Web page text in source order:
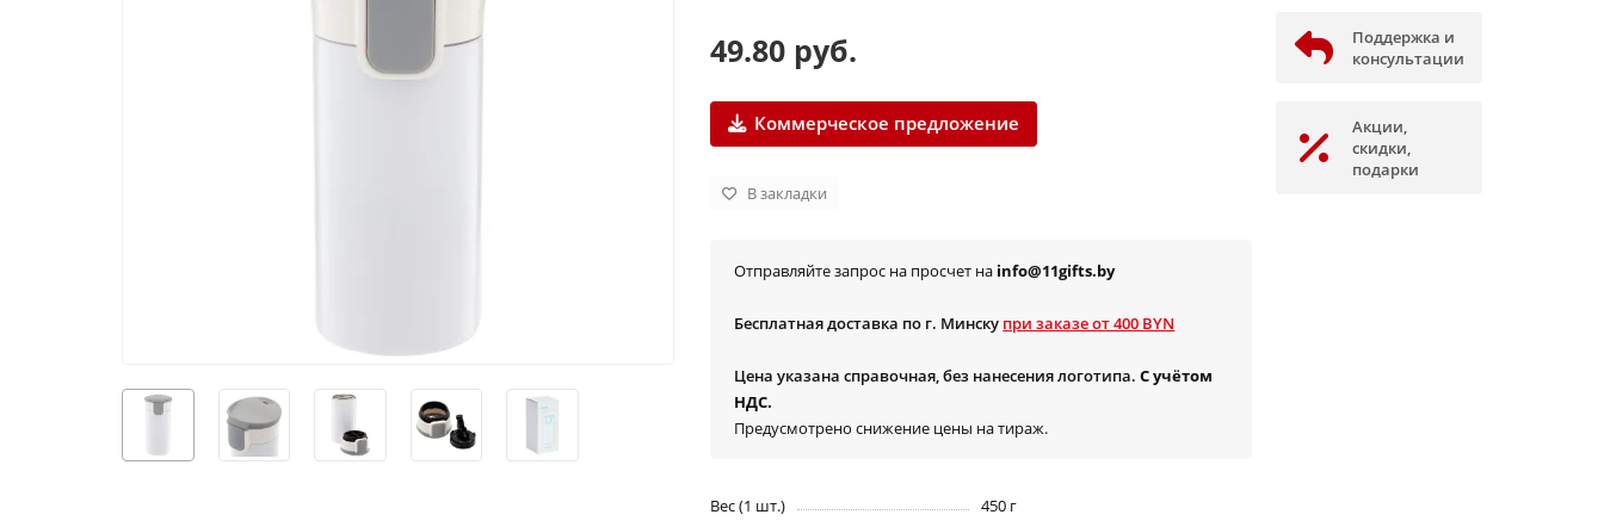
49.80 руб.
Коммерческое предложение
В закладки
Отправляйте запрос на просчет на info@11gifts.by
Бесплатная доставка по г. Минску при заказе от 400 BYN
Цена указана справочная, без нанесения логотипа. С учётом
НДС.
Предусмотрено снижение цены на тираж.
Вес (1 шт.)
450 г
Поддержка и
консультации
Акции,
скидки,
подарки